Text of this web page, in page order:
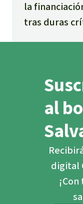
la
tras duras
al
digital